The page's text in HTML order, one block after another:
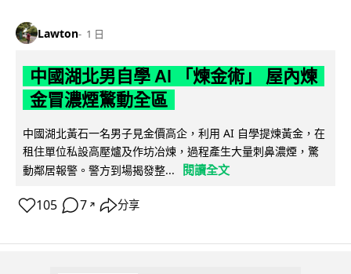
Lawton 1 日
中國湖北男自學 AI 「煉金術」 屋內煉
金冒濃煙驚動全區
中國湖北黃石一名男子見金價高企，利用 AI 自學提煉黃金，在
租住單位私設高壓爐及作坊冶煉，過程產生大量刺鼻濃煙，驚
動鄰居報警。警方到場揭發整...
閱讀全文
105 7 ↗ 分享